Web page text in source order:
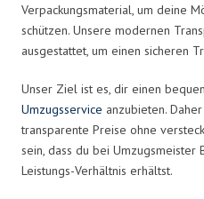
Verpackungsmaterial, um deine
schützen. Unsere modernen
ausgestattet, um einen sicheren
Unser Ziel ist es, dir einen
Umzugsservice anzubieten.
transparente Preise ohne
sein, dass du bei Umzugsmeister
Leistungs-Verhältnis erhältst.